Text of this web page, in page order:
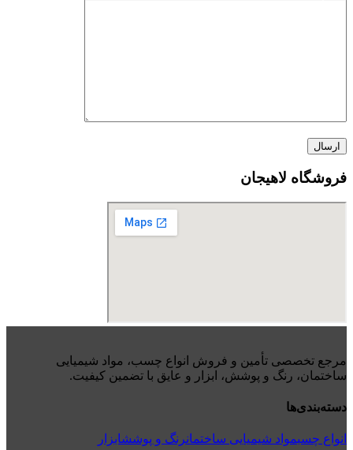
فروشگاه لاهیجان
مرجع تخصصی تأمین و فروش انواع چسب، مواد شیمیایی
ساختمان، رنگ و پوشش، ابزار و عایق با تضمین کیفیت.
دسته‌بندی‌ها
انواع چسبمواد شیمیایی ساختمانرنگ و پوششابزار